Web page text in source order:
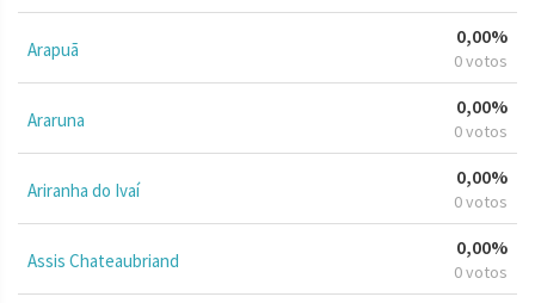
Arapuã
0,00%
0 votos
Araruna
0,00%
0 votos
Ariranha do Ivaí
0,00%
0 votos
Assis Chateaubriand
0,00%
0 votos